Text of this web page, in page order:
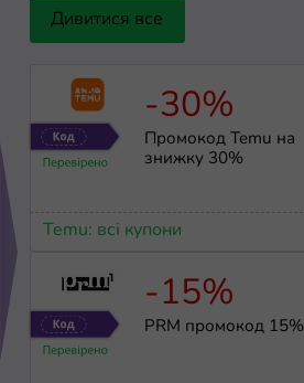
Дивитися все
-30%
Промокод Temu на
знижку 30%
Temu: всі купони
-15%
PRM промокод 15%